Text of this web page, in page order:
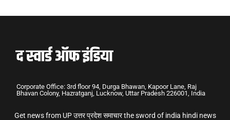
Corporate Office: 3rd floor 94, Durga Bhawan, Kapoor Lane, Raj
Bhavan Colony, Hazratganj, Lucknow, Uttar Pradesh 226001, India
Get news from UP उत्तर प्रदेश समाचार the sword of india hindi news